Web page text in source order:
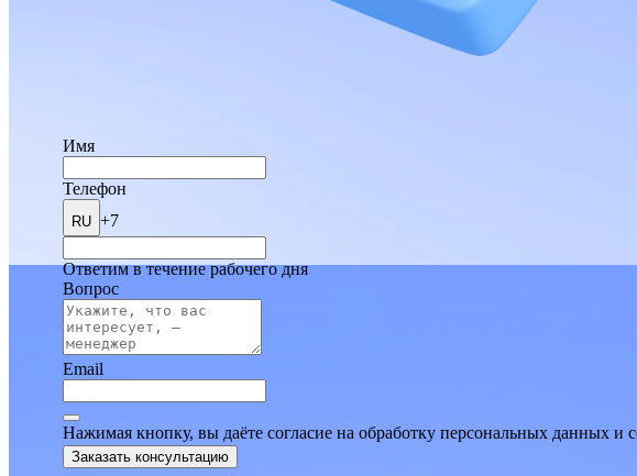
Имя
Телефон
RU +7
Ответим в течение рабочего дня
Вопрос
Email
Нажимая кнопку, вы даёте согласие на обработку персональных данных и
Заказать консультацию